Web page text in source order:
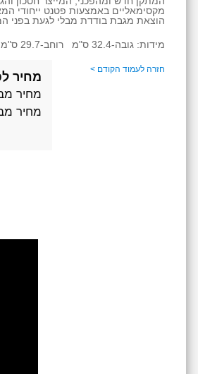
מקסימאליים באמצעות פטנט ייחודי
הוצאת מגבת בודדת מבלי לגעת בפני
מידות: גובה-32.4 ס"מ רוחב-29.7 ס"מ עומק-19.2 ס"מ
חזרה לעמוד הקודם >
מחיר
מחיר
מחיר